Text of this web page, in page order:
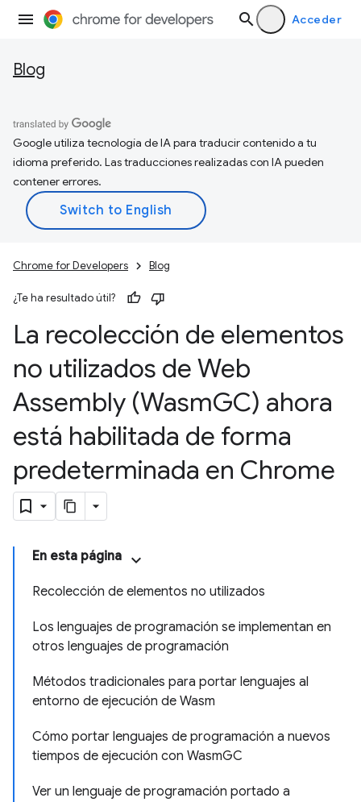
Acceder
Blog
Google utiliza tecnología de IA para traducir contenido a tu
idioma preferido. Las traducciones realizadas con IA pueden
contener errores.
Chrome for Developers Blog
¿Te ha resultado útil?
La recolección de elementos
no utilizados de Web
Assembly (WasmGC) ahora
está habilitada de forma
predeterminada en Chrome
En esta página
Recolección de elementos no utilizados
Los lenguajes de programación se implementan en
otros lenguajes de programación
Métodos tradicionales para portar lenguajes al
entorno de ejecución de Wasm
Cómo portar lenguajes de programación a nuevos
tiempos de ejecución con WasmGC
Ver un lenguaje de programación portado a